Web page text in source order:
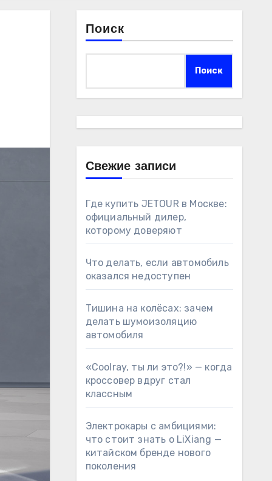
Поиск
Поиск
Свежие записи
Где купить JETOUR в Москве:
официальный дилер,
которому доверяют
Что делать, если автомобиль
оказался недоступен
Тишина на колёсах: зачем
делать шумоизоляцию
автомобиля
«Coolray, ты ли это?!» — когда
кроссовер вдруг стал
классным
Электрокары с амбициями:
что стоит знать о LiXiang —
китайском бренде нового
поколения